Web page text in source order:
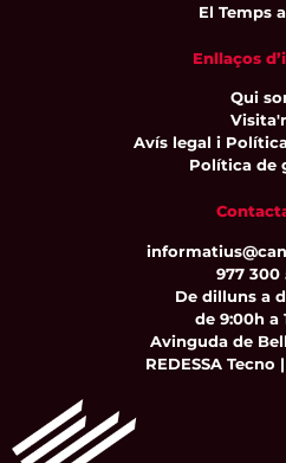
El Temps
Enllaços
Qui
Avís legal i
Política de
977 300
De dilluns a
de 9:00h a
Avinguda de
REDESSA Tecno